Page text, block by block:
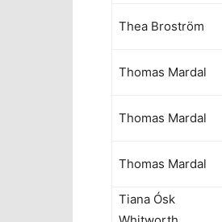
Thea Broström
Thomas Mardal
Thomas Mardal
Thomas Mardal
Tiana Ósk